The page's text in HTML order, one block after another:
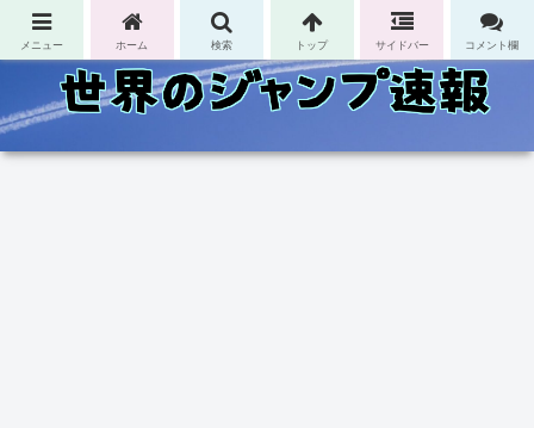
コンテンツへスキップ
メニュー ホーム 検索 トップ サイドバー コメント欄